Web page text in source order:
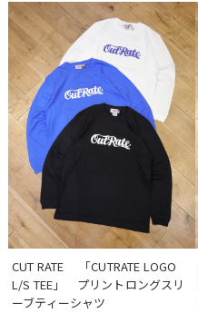
CUT RATE 　「CUTRATE LOGO
L/S TEE」　プリントロングスリ
ーブティーシャツ